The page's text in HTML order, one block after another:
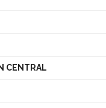
CENTRAL